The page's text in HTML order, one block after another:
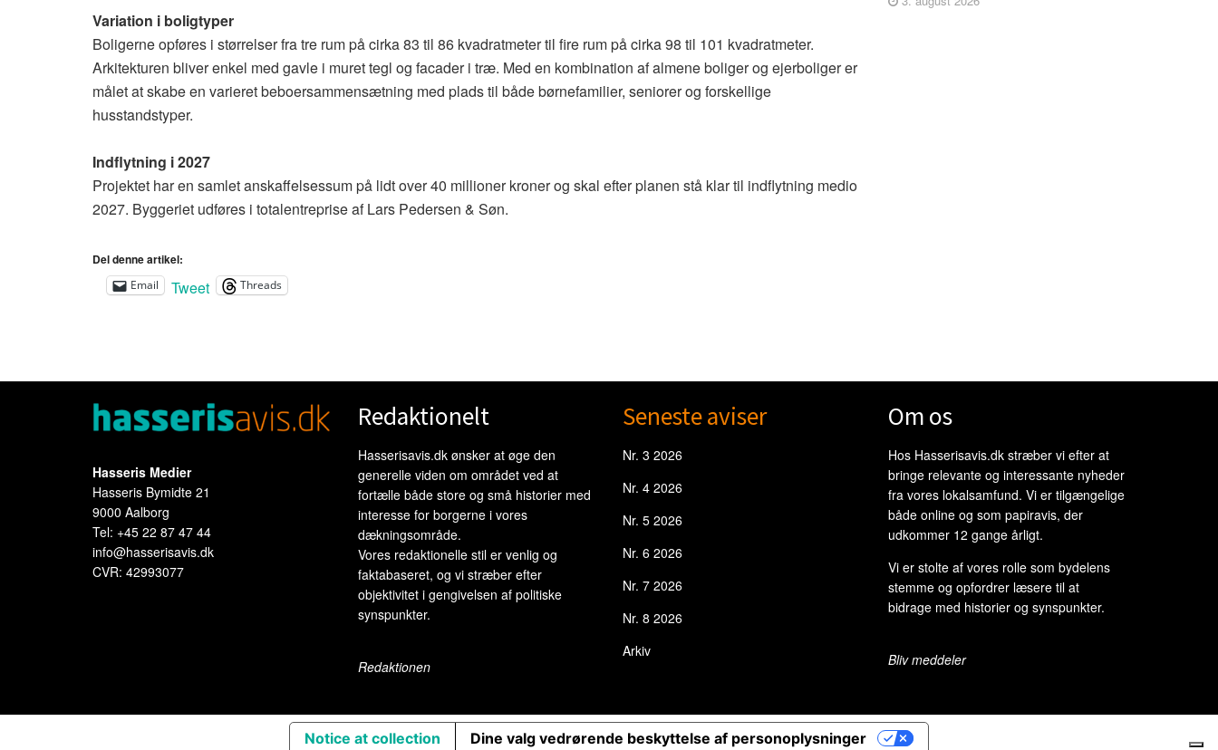
Variation i boligtyper
Boligerne opføres i størrelser fra tre rum på cirka 83 til 86 kvadratmeter til fire rum på cirka 98 til 101 kvadratmeter.
Arkitekturen bliver enkel med gavle i muret tegl og facader i træ. Med en kombination af almene boliger og ejerboliger er
målet at skabe en varieret beboersammensætning med plads til både børnefamilier, seniorer og forskellige
husstandstyper.
Indflytning i 2027
Projektet har en samlet anskaffelsessum på lidt over 40 millioner kroner og skal efter planen stå klar til indflytning medio
2027. Byggeriet udføres i totalentreprise af Lars Pedersen & Søn.
Del denne artikel:
Email Tweet Threads
Hasseris Medier
Hasseris Bymidte 21
9000 Aalborg
Tel: +45 22 87 47 44
info@hasserisavis.dk
CVR: 42993077
Redaktionelt
Hasserisavis.dk ønsker at øge den
generelle viden om området ved at
fortælle både store og små historier med
interesse for borgerne i vores
dækningsområde.
Vores redaktionelle stil er venlig og
faktabaseret, og vi stræber efter
objektivitet i gengivelsen af politiske
synspunkter.
Redaktionen
Seneste aviser
Nr. 3 2026
Nr. 4 2026
Nr. 5 2026
Nr. 6 2026
Nr. 7 2026
Nr. 8 2026
Arkiv
Om os
Hos Hasserisavis.dk stræber vi efter at
bringe relevante og interessante nyheder
fra vores lokalsamfund. Vi er tilgængelige
både online og som papiravis, der
udkommer 12 gange årligt.
Vi er stolte af vores rolle som bydelens
stemme og opfordrer læsere til at
bidrage med historier og synspunkter.
Bliv meddeler
Notice at collection Dine valg vedrørende beskyttelse af personoplysninger